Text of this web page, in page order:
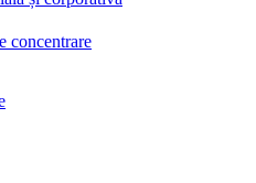
concentrare